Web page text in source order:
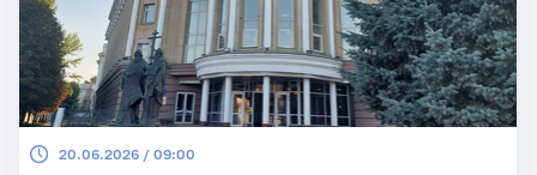
20.06.2026 / 09:00